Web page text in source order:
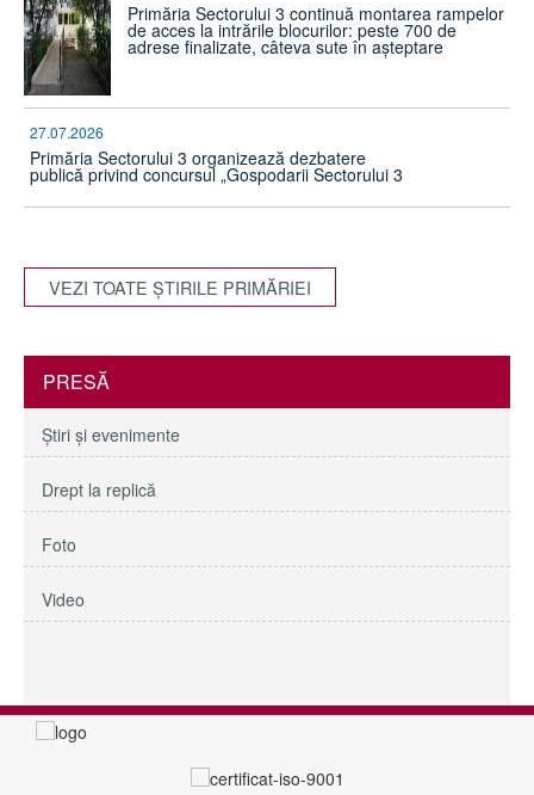
Primăria Sectorului 3 continuă montarea rampelor
de acces la intrările blocurilor: peste 700 de
adrese finalizate, câteva sute în așteptare
27.07.2026
Primăria Sectorului 3 organizează dezbatere
publică privind concursul „Gospodarii Sectorului 3
VEZI TOATE ŞTIRILE PRIMĂRIEI
PRESĂ
Ştiri şi evenimente
Drept la replică
Foto
Video